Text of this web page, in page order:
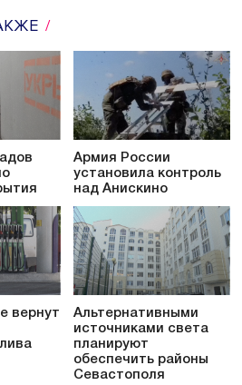
Армия России
установила контроль
над Анискино
вернут
Альтернативными
источниками света
планируют
обеспечить районы
Севастополя